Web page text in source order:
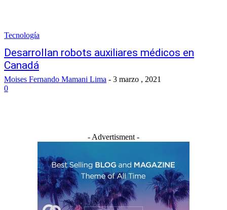
Tecnología
Desarrollan robots auxiliares médicos en
Canadá
Moises Fernando Mamani Lima - 3 marzo , 2021
0
- Advertisment -